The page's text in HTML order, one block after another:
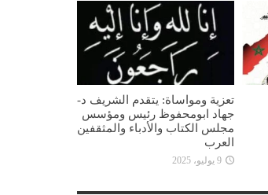
تعزية ومواساة: يتقدم الشريف د-
جهاد ابومحفوظ رئيس ومؤسس
مجلس الكتاب والأدباء والمثقفين
العرب
9 يوليو، 2025